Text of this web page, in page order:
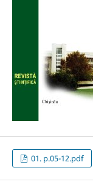
01. p.05-12.pdf